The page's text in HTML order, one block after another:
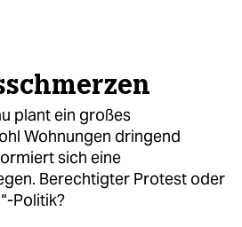
plant ein großes
Wohnungen dringend
sich eine
Berechtigter Protest oder
Politik?